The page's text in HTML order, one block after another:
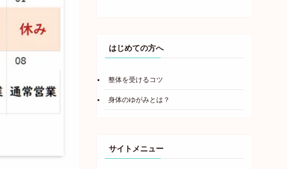
はじめての方へ
整体を受けるコツ
身体のゆがみとは？
サイトメニュー